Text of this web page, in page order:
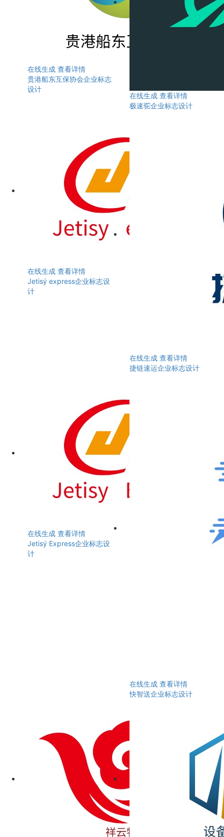
在线生成 查看详情
贵港船东互保协会企业标志
设计
在线生成 查看详情
极速驼企业标志设计
在线生成 查看详情
Jetisý express企业标志设
计
在线生成 查看详情
捷链速运企业标志设计
在线生成 查看详情
Jetisý Express企业标志设
计
在线生成 查看详情
快智送企业标志设计